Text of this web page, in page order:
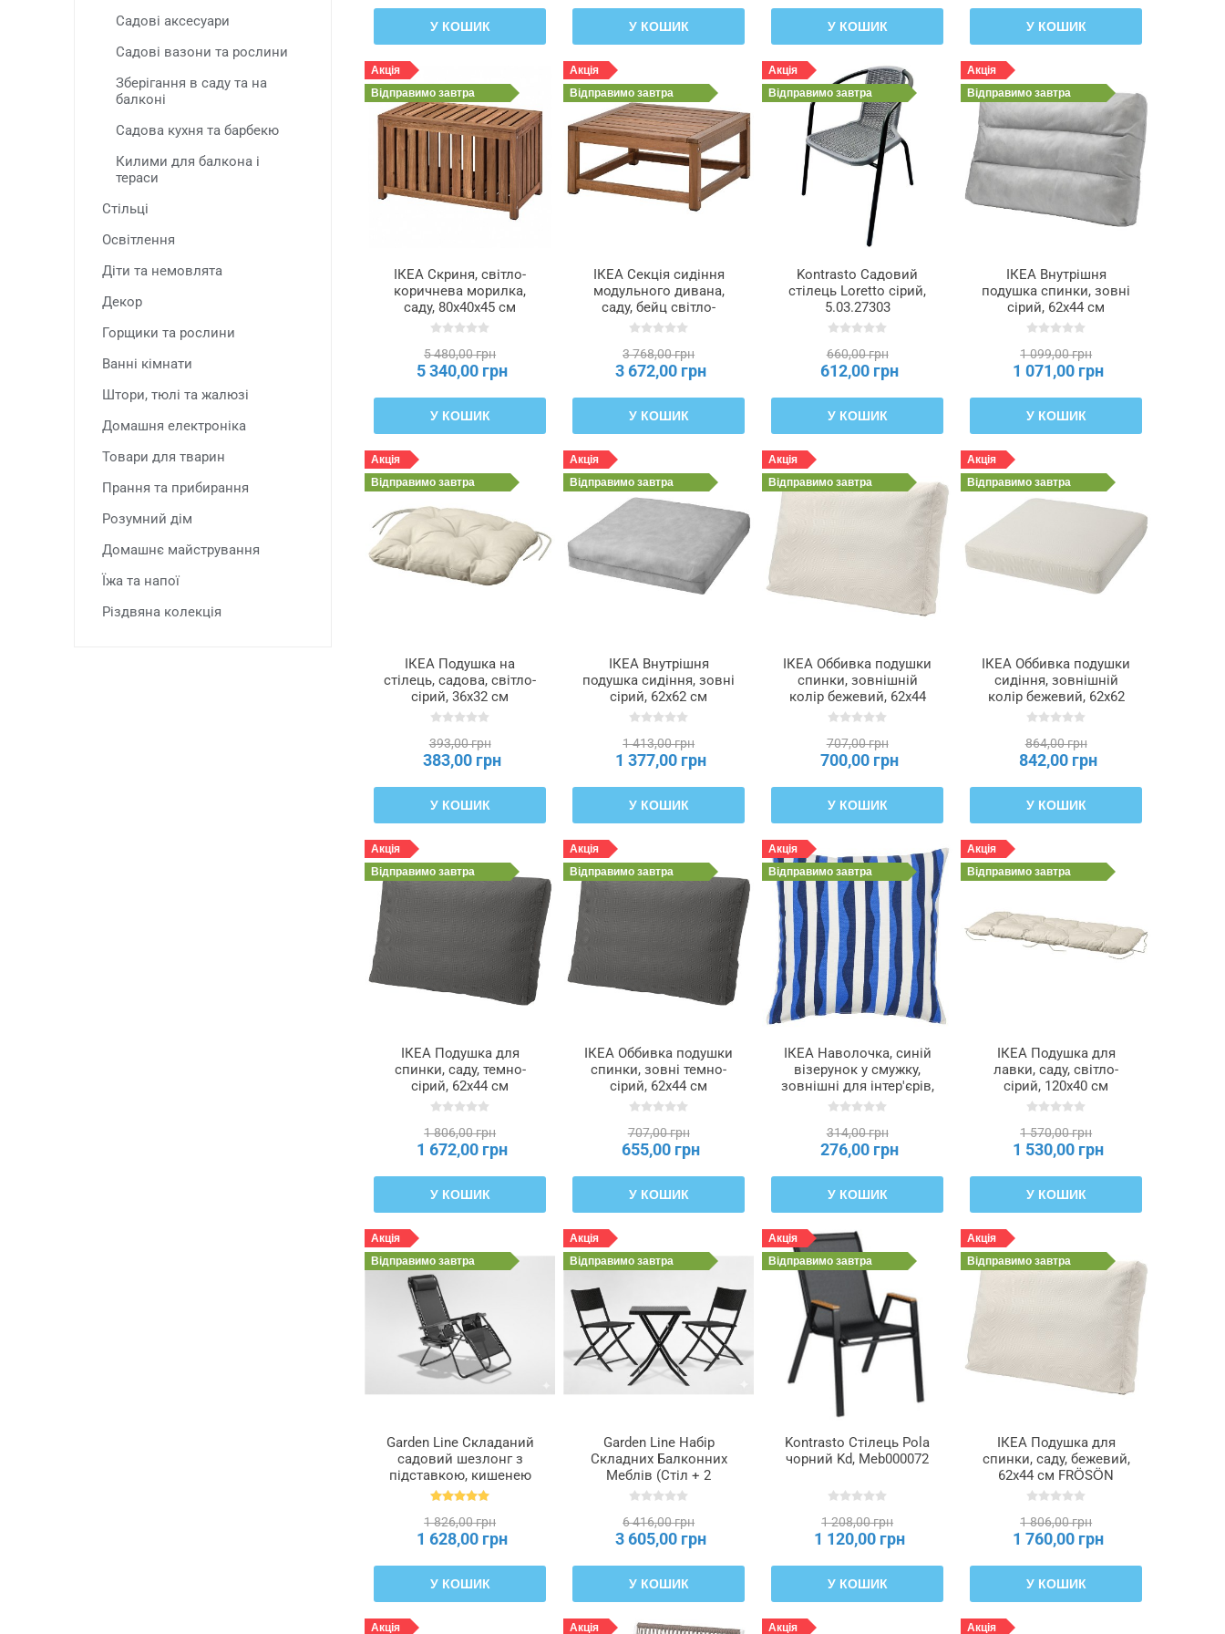
Садові аксесуари
Садові вазони та рослини
Зберігання в саду та на
балконі
Садова кухня та барбекю
Килими для балкона і
тераси
Стільці
Освітлення
Діти та немовлята
Декор
Горщики та рослини
Ванні кімнати
Штори, тюлі та жалюзі
Домашня електроніка
Товари для тварин
Прання та прибирання
Розумний дім
Домашнє майстрування
Їжа та напої
Різдвяна колекція
У КОШИК У КОШИК У КОШИК У КОШИК
Акція
Відправимо завтра
ІКЕА Скриня, світло-
коричнева морилка,
саду, 80x40x45 см
NÄMMARÖ, 405.327.42
5 480,00 грн
5 340,00 грн
У КОШИК
Акція
Відправимо завтра
ІКЕА Секція сидіння
модульного дивана,
саду, бейц світло-
коричневий, 63x63 см
3 768,00 грн
3 672,00 грн
У КОШИК
Акція
Відправимо завтра
Kontrasto Садовий
стілець Loretto сірий,
5.03.27303
660,00 грн
612,00 грн
У КОШИК
Акція
Відправимо завтра
ІКЕА Внутрішня
подушка спинки, зовні
сірий, 62x44 см
DUVHOLMEN
103.918.33
1 099,00 грн
1 071,00 грн
У КОШИК
Акція
Відправимо завтра
ІКЕА Подушка на
стілець, садова, світло-
сірий, 36x32 см
KUDDARNA КУДДАРНА,
393,00 грн
383,00 грн
У КОШИК
Акція
Відправимо завтра
ІКЕА Внутрішня
подушка сидіння, зовні
сірий, 62x62 см
DUVHOLMEN
503.918.50
1 413,00 грн
1 377,00 грн
У КОШИК
Акція
Відправимо завтра
ІКЕА Оббивка подушки
спинки, зовнішній
колір бежевий, 62x44
см FRÖSÖN ФРЕСЕН,
707,00 грн
700,00 грн
У КОШИК
Акція
Відправимо завтра
ІКЕА Оббивка подушки
сидіння, зовнішній
колір бежевий, 62x62
см FRÖSÖN ФРЕСЕН,
864,00 грн
842,00 грн
У КОШИК
Акція
Відправимо завтра
ІКЕА Подушка для
спинки, саду, темно-
сірий, 62x44 см
FRÖSÖN ФРЕСЕН /
ДУВХОЛЬМЕН,
692.531.08
1 806,00 грн
1 672,00 грн
У КОШИК
Акція
Відправимо завтра
ІКЕА Оббивка подушки
спинки, зовні темно-
сірий, 62x44 см
FRÖSÖN ФРЕСЕН,
707,00 грн
655,00 грн
У КОШИК
Акція
Відправимо завтра
ІКЕА Наволочка, синій
візерунок у смужку,
зовнішні для інтер'єрів,
50x50 см GULLBERGSÖ,
314,00 грн
276,00 грн
У КОШИК
Акція
Відправимо завтра
ІКЕА Подушка для
лавки, саду, світло-
сірий, 120x40 см
KUDDARNA КУДДАРНА,
1 570,00 грн
1 530,00 грн
У КОШИК
Акція
Відправимо завтра
Garden Line Складаний
садовий шезлонг з
підставкою, кишенею
та підголівником,
1 826,00 грн
1 628,00 грн
У КОШИК
Акція
Відправимо завтра
Garden Line Набір
Складних Балконних
Меблів (Стіл + 2
Стільці) Антрацит,
6 416,00 грн
3 605,00 грн
У КОШИК
Акція
Відправимо завтра
Kontrasto Стілець Pola
чорний Kd, Meb000072
1 208,00 грн
1 120,00 грн
У КОШИК
Акція
Відправимо завтра
ІКЕА Подушка для
спинки, саду, бежевий,
62x44 см FRÖSÖN
ФРЕСЕН / DUVHOLMEN
792.531.03
1 806,00 грн
1 760,00 грн
У КОШИК
Акція Акція Акція Акція